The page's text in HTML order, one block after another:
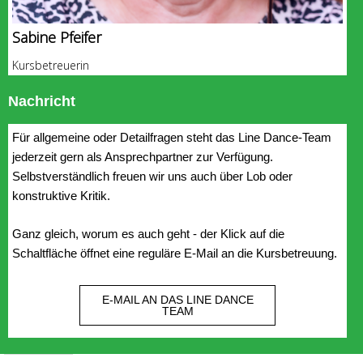
Sabine Pfeifer
Kursbetreuerin
Nachricht
Für allgemeine oder Detailfragen steht das Line Dance-Team
jederzeit gern als Ansprechpartner zur Verfügung.
Selbstverständlich freuen wir uns auch über Lob oder
konstruktive Kritik.
Ganz gleich, worum es auch geht - der Klick auf die
Schaltfläche öffnet eine reguläre E-Mail an die Kursbetreuung.
E-MAIL AN DAS LINE DANCE
TEAM